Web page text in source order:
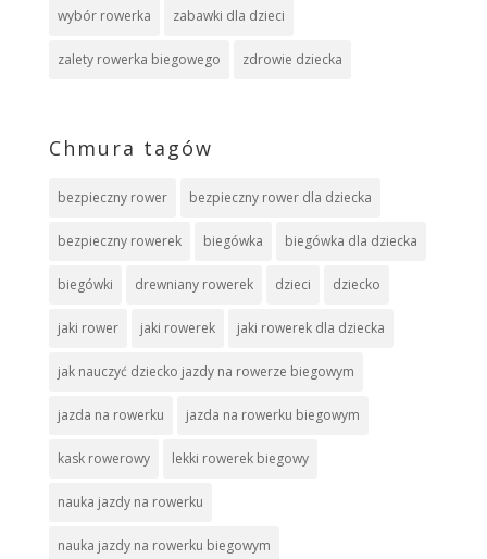
wybór rowerka zabawki dla dzieci
zalety rowerka biegowego zdrowie dziecka
Chmura tagów
bezpieczny rower bezpieczny rower dla dziecka
bezpieczny rowerek biegówka biegówka dla dziecka
biegówki drewniany rowerek dzieci dziecko
jaki rower jaki rowerek jaki rowerek dla dziecka
jak nauczyć dziecko jazdy na rowerze biegowym
jazda na rowerku jazda na rowerku biegowym
kask rowerowy lekki rowerek biegowy
nauka jazdy na rowerku
nauka jazdy na rowerku biegowym